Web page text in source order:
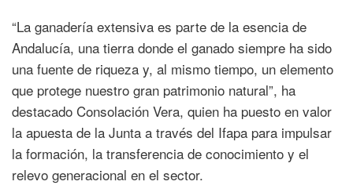
“La ganadería extensiva es parte de la esencia de
Andalucía, una tierra donde el ganado siempre ha sido
una fuente de riqueza y, al mismo tiempo, un elemento
que protege nuestro gran patrimonio natural”, ha
destacado Consolación Vera, quien ha puesto en valor
la apuesta de la Junta a través del Ifapa para impulsar
la formación, la transferencia de conocimiento y el
relevo generacional en el sector.